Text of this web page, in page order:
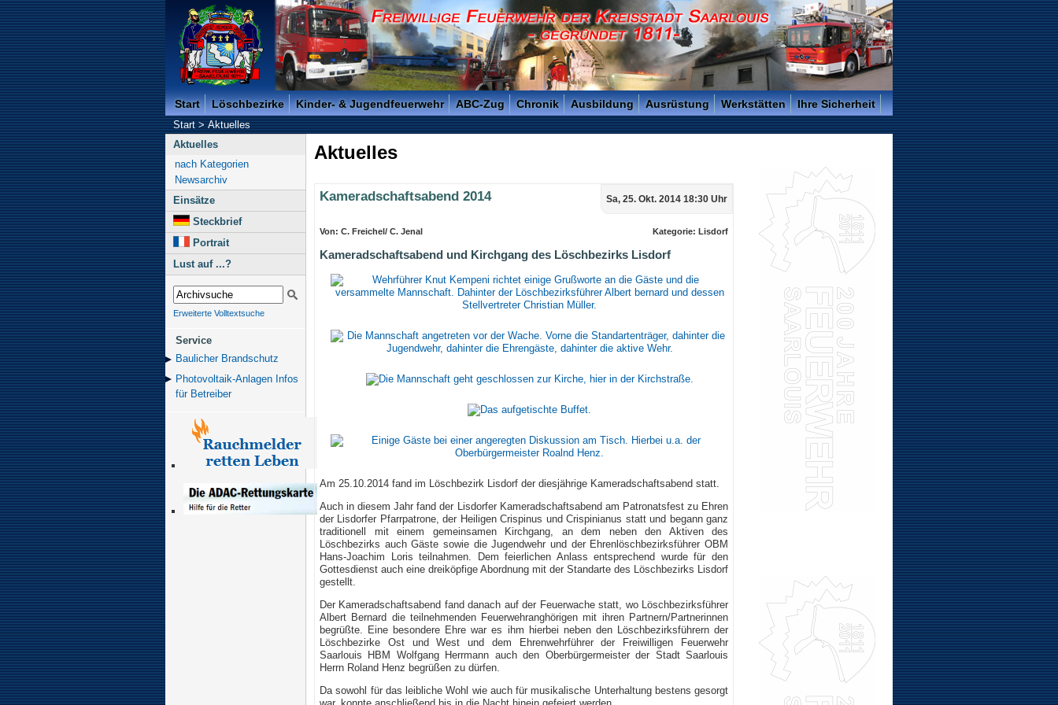
Freiwillige Feuerwehr der Kreisstadt Saarlouis - Gegründet 1811 -
Start Löschbezirke Kinder- & Jugendfeuerwehr ABC-Zug Chronik Ausbildung Ausrüstung Werkstätten Ihre Sicherheit
Start>Aktuelles
Aktuelles
nach Kategorien
Newsarchiv
Einsätze
Steckbrief
Portrait
Lust auf ...?
Erweiterte Volltextsuche
Service
Baulicher Brand­schutz
Photovoltaik-Anlagen Infos
für Betreiber
Aktuelles
Sa, 25. Okt. 2014 18:30 Uhr
Kameradschaftsabend 2014
Kategorie: Lisdorf
Von: C. Freichel/ C. Jenal
Kameradschaftsabend und Kirchgang des Löschbezirks Lisdorf
Am 25.10.2014 fand im Löschbezirk Lisdorf der diesjährige Kameradschaftsabend statt.
Auch in diesem Jahr fand der Lisdorfer Kameradschaftsabend am Patronatsfest zu Ehren
der Lisdorfer Pfarrpatrone, der Heiligen Crispinus und Crispinianus statt und begann ganz
traditionell mit einem gemeinsamen Kirchgang, an dem neben den Aktiven des
Löschbezirks auch Gäste sowie die Jugendwehr und der Ehrenlöschbezirksführer OBM
Hans-Joachim Loris teilnahmen. Dem feierlichen Anlass entsprechend wurde für den
Gottesdienst auch eine dreiköpfige Abordnung mit der Standarte des Löschbezirks Lisdorf
gestellt.
Der Kameradschaftsabend fand danach auf der Feuerwache statt, wo Löschbezirksführer
Albert Bernard die teilnehmenden Feuerwehranghörigen mit ihren Partnern/Partnerinnen
begrüßte. Eine besondere Ehre war es ihm hierbei neben den Löschbezirksführern der
Löschbezirke Ost und West und dem Ehrenwehrführer der Freiwilligen Feuerwehr
Saarlouis HBM Wolfgang Herrmann auch den Oberbürgermeister der Stadt Saarlouis
Herrn Roland Henz begrüßen zu dürfen.
Da sowohl für das leibliche Wohl wie auch für musikalische Unterhaltung bestens gesorgt
war, konnte anschließend bis in die Nacht hinein gefeiert werden.